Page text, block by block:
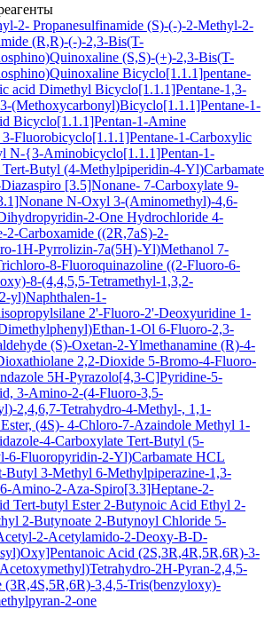
2- Propanesulfinamide (S)-(-)-2-Methyl-2-
(R,R)-(-)-2,3-Bis(T-
(S,S)-(+)-2,3-Bis(T-
Bicyclo[1.1.1]pentane-
acid Dimethyl Bicyclo[1.1.1]Pentane-1,3-
3-(Methoxycarbonyl)Bicyclo[1.1.1]Pentane-1-
Bicyclo[1.1.1]Pentan-1-Amine
3-Fluorobicyclo[1.1.1]Pentane-1-Carboxylic
N-{3-Aminobicyclo[1.1.1]Pentan-1-
Tert-Butyl (4-Methylpiperidin-4-Yl)Carbamate
[3.5]Nonane- 7-Carboxylate 9-
N-Oxyl 3-(Aminomethyl)-4,6-
2-One Hydrochloride 4-
2-Carboxamide ((2R,7aS)-2-
1H-Pyrrolizin-7a(5H)-Yl)Methanol 7-
8-Fluoroquinazoline ((2-Fluoro-6-
8-(4,4,5,5-Tetramethyl-1,3,2-
yl)Naphthalen-1-
2'-Fluoro-2'-Deoxyuridine 1-
1-Ol 6-Fluoro-2,3-
(S)-Oxetan-2-Ylmethanamine (R)-4-
2,2-Dioxide 5-Bromo-4-Fluoro-
5H-Pyrazolo[4,3-C]Pyridine-5-
3-Amino-2-(4-Fluoro-3,5-
2,4,6,7-Tetrahydro-4-Methyl-, 1,1-
(4S)- 4-Chloro-7-Azaindole Methyl 1-
4-Carboxylate Tert-Butyl (5-
6-Fluoropyridin-2-Yl)Carbamate HCL
Butyl 3-Methyl 6-Methylpiperazine-1,3-
6-Amino-2-Aza-Spiro[3.3]Heptane-2-
Tert-butyl Ester 2-Butynoic Acid Ethyl 2-
2-Butynoate 2-Butynoyl Chloride 5-
2-Acetylamido-2-Deoxy-B-D-
Acid (2S,3R,4R,5R,6R)-3-
2H-Pyran-2,4,5-
(3R,4S,5R,6R)-3,4,5-Tris(benzyloxy)-
2-one